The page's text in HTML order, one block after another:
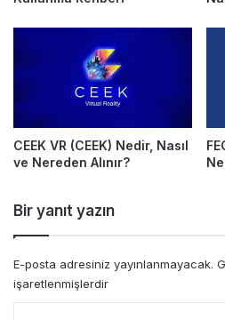
CEEK VR (CEEK) Nedir, Nasıl
ve Nereden Alınır?
Bir yanıt yazın
E-posta adresiniz yayınlanmayacak.
işaretlenmişlerdir